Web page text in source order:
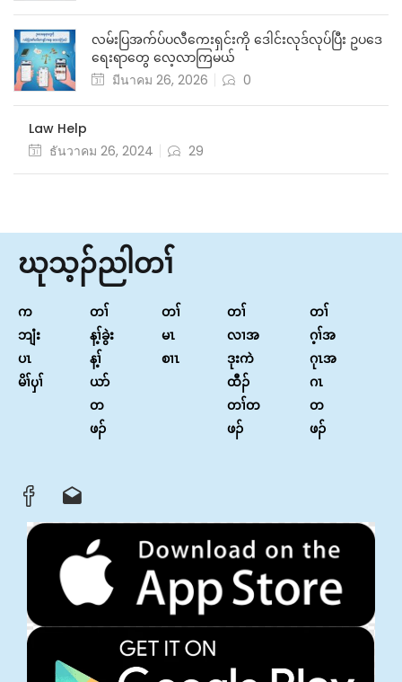
လမ်းပြအက်ပ်ပလီကေးရှင်းကို ဒေါင်းလုဒ်လုပ်ပြီး ဥပဒေ
ရေးရာတွေ လေ့လာကြမယ်
มีนาคม 26, 2026
0
Law Help
ธันวาคม 26, 2024
29
ဃုသ့ၣ်ညါတၢ်
က
ဘျံး
ပၤ
မိၢ်ၦၢ်
တၢ်
န့ၢ်ခွဲး
န့ၢ်
ယာ်
တ
ဖၣ်
တၢ်
မၤ
စၢၤ
တၢ်
လၢအ
ဒုးကဲ
ထီၣ်
တၢ်တ
ဖၣ်
တၢ်
ဂ့ၢ်အ
ဂုၤအ
ဂၤ
တ
ဖၣ်